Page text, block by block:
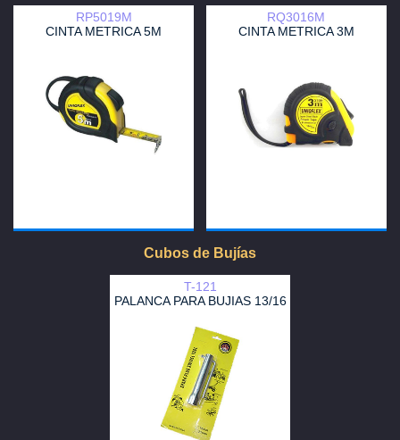
RP5019M
CINTA METRICA 5M
RQ3016M
CINTA METRICA 3M
Cubos de Bujías
T-121
PALANCA PARA BUJIAS 13/16